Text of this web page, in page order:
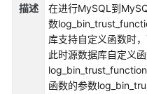
速
描述
在进行MySQL到
数
库支持自定义函数时
此时源数据库自定义
函数的参数